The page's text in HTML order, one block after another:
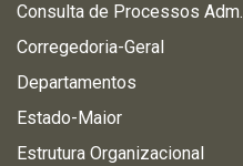
Consulta de Processos Adm.
Corregedoria-Geral
Departamentos
Estado-Maior
Estrutura Organizacional